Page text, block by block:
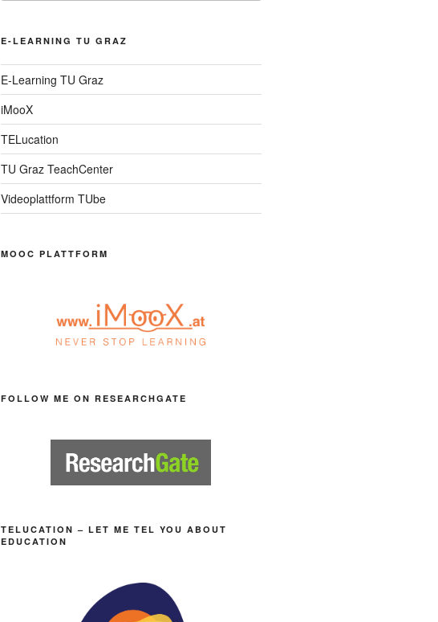
E-LEARNING TU GRAZ
E-Learning TU Graz
iMooX
TELucation
TU Graz TeachCenter
Videoplattform TUbe
MOOC PLATTFORM
FOLLOW ME ON RESEARCHGATE
TELUCATION – LET ME TEL YOU ABOUT
EDUCATION